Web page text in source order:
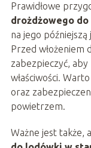
Prawidłowe
drożdżowego
na jego
Przed włożeniem
zabezpieczyć, aby
właściwości.
oraz
powietrzem.
Ważne jest także,